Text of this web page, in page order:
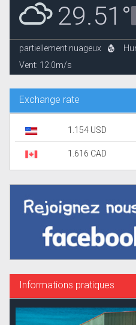
29.51°
partiellement nuageux
Vent: 12.0m/s
Exchange rate
1.154 USD
1.616 CAD
Informations pratiques